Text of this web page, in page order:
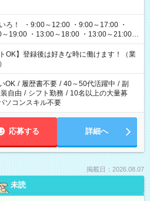
ろ！ ・9:00～12:00 ・9:00～17:00 ・
19:00 ・13:00～18:00 ・13:00～21:00
事も！
ください！
OK】登録後は好きな時に働けます！（業
OK / 履歴書不要 / 40～50代活躍中 / 副
自由 / シフト勤務 / 10名以上の大量募
ソコンスキル不要
応募する 詳細へ
掲載日：2026.08.07
未読